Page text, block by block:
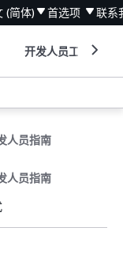
(简体) 首选项 联系
开发人员工具
人员指南
人员指南